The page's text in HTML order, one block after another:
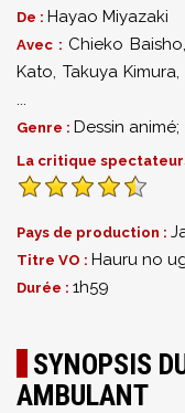
De : Hayao Miyazaki
Avec : Chieko Baisho,
Kato, Takuya Kimura,
...
Genre : Dessin animé;
La critique
Pays de production :
Titre VO : Hauru no
Durée : 1h59
SYNOPSIS
AMBULANT